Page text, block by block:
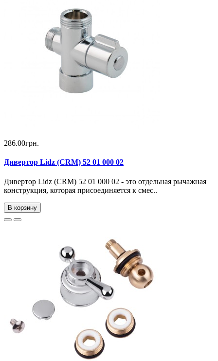
286.00грн.
Дивертор Lidz (CRM) 52 01 000 02
Дивертор Lidz (CRM) 52 01 000 02 - это отдельная рычажная
конструкция, которая присоединяется к смес..
В корзину